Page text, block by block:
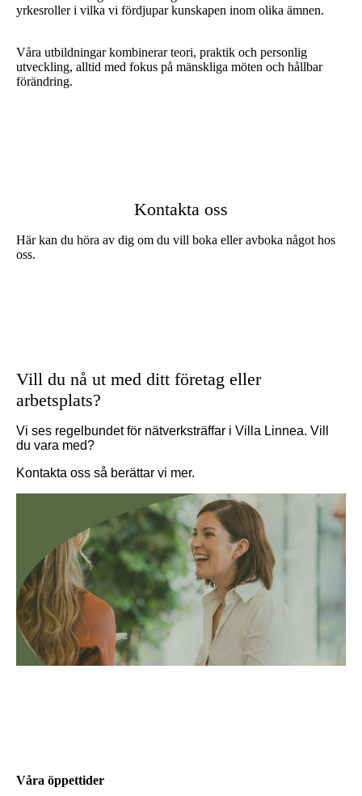
yrkesroller i vilka vi fördjupar kunskapen inom olika ämnen.
Våra utbildningar kombinerar teori, praktik och personlig
utveckling, alltid med fokus på mänskliga möten och hållbar
förändring.
Kontakta oss
Här kan du höra av dig om du vill boka eller avboka något hos
oss.
Vill du nå ut med ditt företag eller
arbetsplats?
Vi ses regelbundet för nätverksträffar i Villa Linnea. Vill
du vara med?
Kontakta oss så berättar vi mer.
Våra öppettider